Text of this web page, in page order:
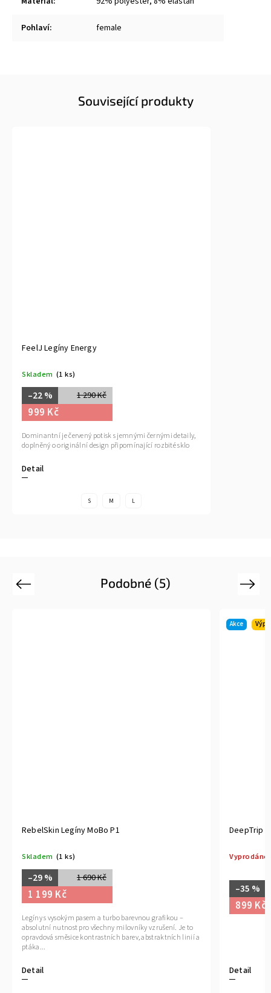
Pohlaví: female
Související produkty
FeelJ Legíny Energy
Skladem (1 ks)
1 290 Kč
–22 %
999 Kč
Detail
Dominantní je červený potisk s jemnými černými detaily,
doplněný o originální design připomínající rozbité sklo
S M L
Podobné (5)
Previous
RebelSkin Legíny MoBo P1
Skladem (1 ks)
1 690 Kč
–29 %
1 199 Kč
Detail
Legíny s vysokým pasem a turbo barevnou grafikou –
absolutní nutnost pro všechny milovníky vzrušení. Je to
opravdová směsice kontrastních barev, abstraktních linií a
ptáka...
Akce
DeepTrip
Vyprodáno
–35 %
899 Kč
Detail
Next